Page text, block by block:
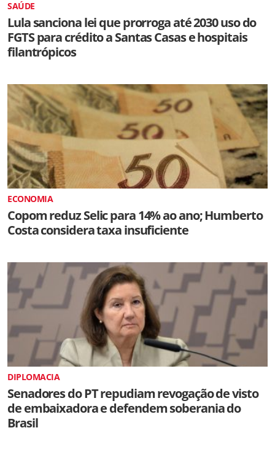
SAÚDE
Lula sanciona lei que prorroga até 2030 uso do
FGTS para crédito a Santas Casas e hospitais
filantrópicos
ECONOMIA
Copom reduz Selic para 14% ao ano; Humberto
Costa considera taxa insuficiente
DIPLOMACIA
Senadores do PT repudiam revogação de visto
de embaixadora e defendem soberania do
Brasil